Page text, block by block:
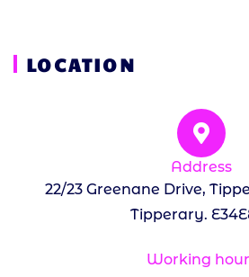
LOCATION
Address
22/23 Greenane Drive,
Tipperary.
Working